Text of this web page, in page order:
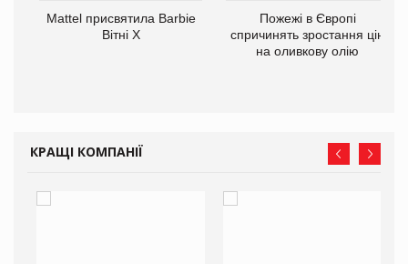
Mattel присвятила Barbie
Вітні Х
Пожежі в Європі
спричинять зростання цін
на оливкову олію
КРАЩІ КОМПАНІЇ